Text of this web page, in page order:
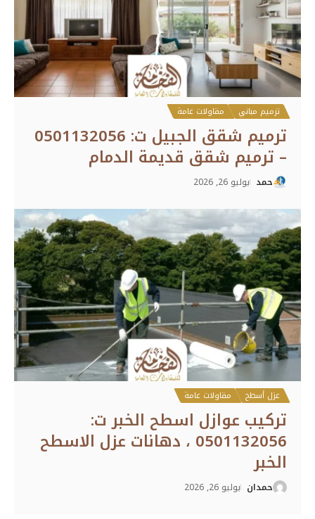
ترميم مباني مقاولات عامة
ترميم شقق الجبيل ت: 0501132056
– ترميم شقق قديمة الدمام
حمد يوليو 26, 2026
عزل أسطح مقاولات عامة
تركيب عوازل اسطح الخبر ت:
0501132056 ، دهانات عزل الاسطح
الخبر
حمدان يوليو 26, 2026